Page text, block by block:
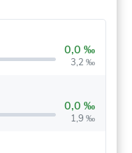
0,0 ‰
3,2 ‰
0,0 ‰
1,9 ‰